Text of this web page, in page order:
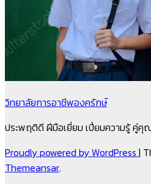
วิทยาลัยการอาชีพองครักษ์
ประพฤติดี ฝีมือเยี่ยม เปี่ยมความรู้ คู่คุ
Proudly powered by WordPress |
Themeansar.